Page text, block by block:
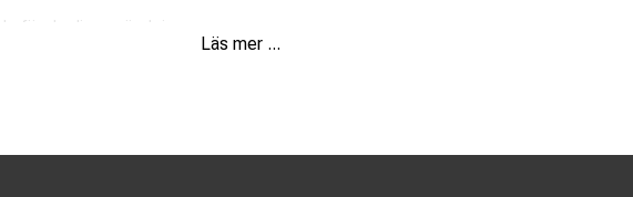
för daglig användning
Läs mer ...